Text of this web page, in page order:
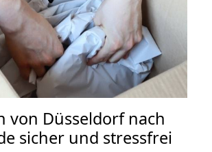
von Düsseldorf nach
sicher und stressfrei